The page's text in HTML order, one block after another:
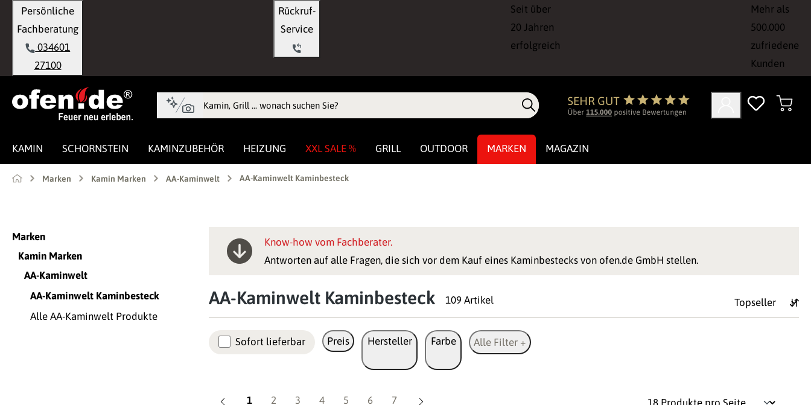
Zur Hauptnavigation springen
Persönliche
Fachberatung
034601
27100
Rückruf-
Seit über
20 Jahren
erfolgreich
Mehr als
500.000
zufriedene
Kunden
KAMIN SCHORNSTEIN KAMINZUBEHÖR HEIZUNG XXL SALE % GRILL OUTDOOR MARKEN MAGAZIN
Marken Kamin Marken AA-Kaminwelt AA-Kaminwelt Kaminbesteck
Marken
Kamin Marken
AA-Kaminwelt
AA-Kaminwelt Kaminbesteck
Alle AA-Kaminwelt Produkte
Know-how vom Fachberater.
Antworten auf alle Fragen, die sich vor dem Kauf eines Kaminbestecks von ofen.de GmbH stellen.
AA-Kaminwelt Kaminbesteck 109 Artikel
Sofort lieferbar Preis Hersteller Farbe Alle Filter +
Seite
1 Seite
2 Seite
3 Seite
4 Seite
5 Seite
6 Seite
7